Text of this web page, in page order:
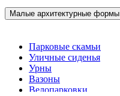
Малые архитектурные формы
Парковые скамьи
Уличные сиденья
Урны
Вазоны
Велопарковки